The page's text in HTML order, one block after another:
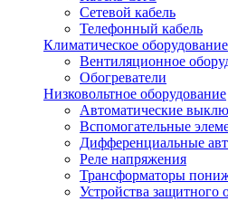
Сетевой кабель
Телефонный кабель
Климатическое оборудование
Вентиляционное
Обогреватели
Низковольтное оборудование
Автоматические
Вспомогательные
Дифференциальные
Реле напряжения
Трансформаторы
Устройства